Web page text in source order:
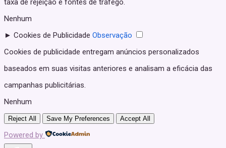
taxa de rejeição e fontes de tráfego.
Nenhum
► Cookies de Publicidade Observação
Cookies de publicidade entregam anúncios personalizados
baseados em suas visitas anteriores e analisam a eficácia das
campanhas publicitárias.
Nenhum
Reject All Save My Preferences Accept All
Powered by